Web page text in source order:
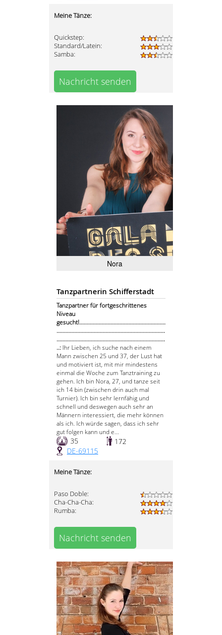
Meine Tänze:
Quickstep:
Standard/Latein:
Samba:
Nachricht senden
Nora
Tanzpartnerin Schifferstadt
Tanzpartner für fortgeschrittenes
Niveau
gesucht!..........................................................
.........................................................................
.........................................................................
..: Ihr Lieben, ich suche nach einem
Mann zwischen 25 und 37, der Lust hat
und motiviert ist, mit mir mindestens
einmal die Woche zum Tanztraining zu
gehen. Ich bin Nora, 27, und tanze seit
ich 14 bin (zwischen drin auch mal
Turnier). Ich bin sehr lernfähig und
schnell und deswegen auch sehr an
Männern interessiert, die mehr können
als ich. Ich würde sagen, dass ich sehr
gut folgen kann und e...
35
172
DE-69115
Meine Tänze:
Paso Doble:
Cha-Cha-Cha:
Rumba:
Nachricht senden